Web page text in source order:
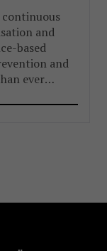
and
based
and
ever